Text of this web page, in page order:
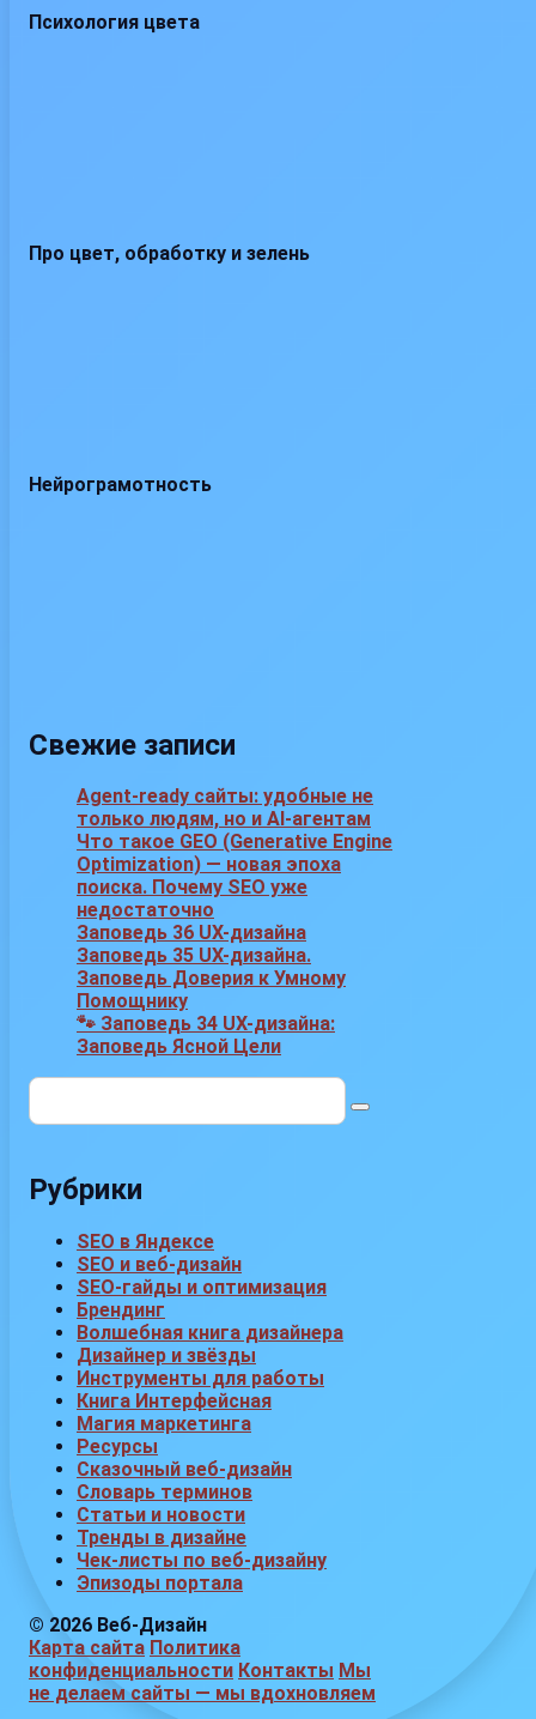
Психология цвета
Про цвет, обработку и зелень
Нейрограмотность
Свежие записи
Agent-ready сайты: удобные не
только людям, но и AI-агентам
Что такое GEO (Generative Engine
Optimization) — новая эпоха
поиска. Почему SEO уже
недостаточно
Заповедь 36 UX-дизайна
Заповедь 35 UX-дизайна.
Заповедь Доверия к Умному
Помощнику
🐾 Заповедь 34 UX-дизайна:
Заповедь Ясной Цели
Поиск:
Рубрики
SEO в Яндексе
SEO и веб-дизайн
SEO-гайды и оптимизация
Брендинг
Волшебная книга дизайнера
Дизайнер и звёзды
Инструменты для работы
Книга Интерфейсная
Магия маркетинга
Ресурсы
Сказочный веб-дизайн
Словарь терминов
Статьи и новости
Тренды в дизайне
Чек-листы по веб-дизайну
Эпизоды портала
© 2026 Веб-Дизайн
Карта сайта Политика
конфиденциальности Контакты Мы
не делаем сайты — мы вдохновляем